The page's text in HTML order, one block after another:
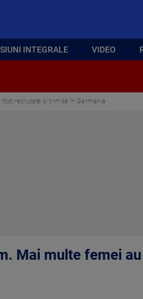
INTEGRALE VIDEO
recrutate și trimise în Germania
Mai multe femei